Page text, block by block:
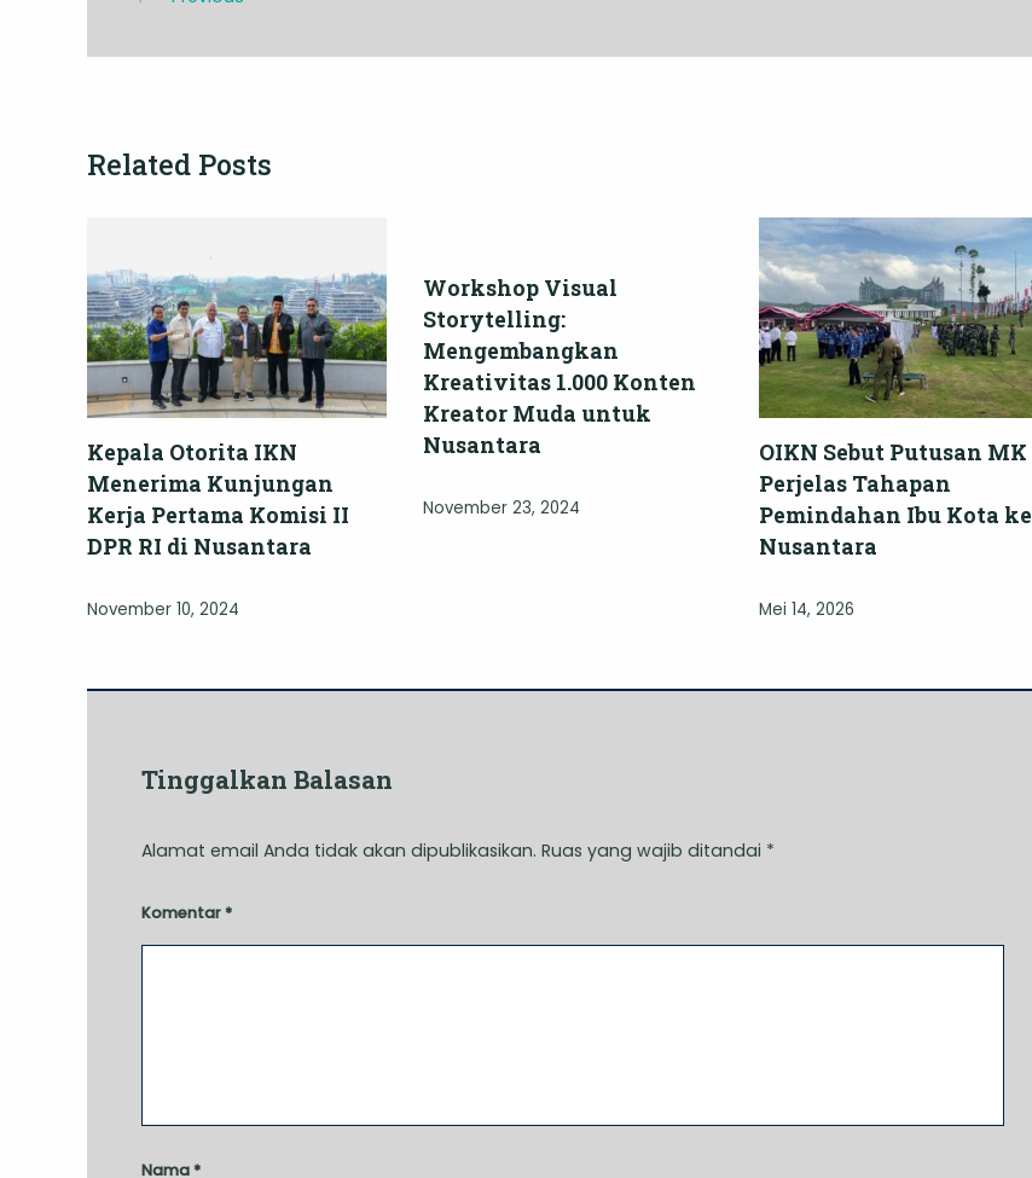
Related Posts
Kepala Otorita IKN
Menerima Kunjungan
Kerja Pertama Komisi II
DPR RI di Nusantara
November 10, 2024
Workshop Visual
Storytelling:
Mengembangkan
Kreativitas 1.000 Konten
Kreator Muda untuk
Nusantara
November 23, 2024
OIKN Sebut Putusan MK
Perjelas Tahapan
Pemindahan Ibu Kota ke
Nusantara
Mei 14, 2026
Tinggalkan Balasan
Alamat email Anda tidak akan dipublikasikan. Ruas yang wajib ditandai *
Komentar *
Nama *